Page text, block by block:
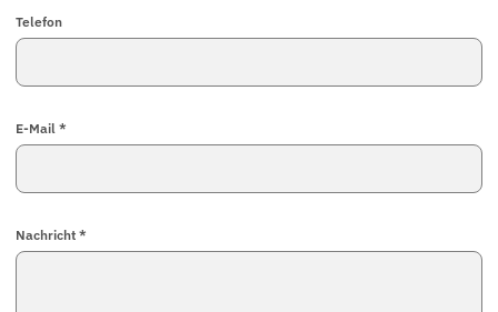
Telefon
E-Mail *
Nachricht *